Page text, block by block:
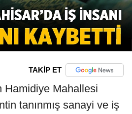
TAKİP ET
Hamidiye Mahallesi
tanınmış sanayi ve iş